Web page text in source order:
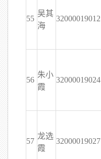
55
吴其
海
32000019012
56
朱小
霞
32000019024
57
龙选
霞
32000019027